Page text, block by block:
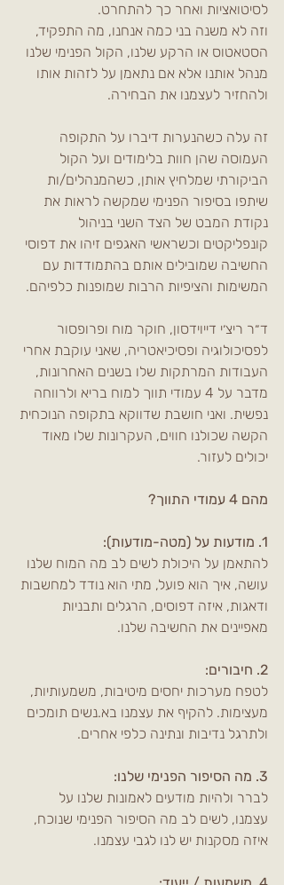
לסיטואציות ואחר כך להתחרט.
וזה לא משנה בני כמה אנחנו, מה התפקיד,
הסטאטוס או הרקע שלנו, הקול הפנימי שלנו
מנהל אותנו אלא אם נתאמן על לזהות אותו
ולהחזיר לעצמנו את הבחירה.
זה עלה כשהנערות דיברו על התקופה
העמוסה שהן חוות בלימודים ועל הקול
הביקורתי שמלחיץ אותן, כשהמנהלים/ות
שיתפו בסיפור הפנימי שמקשה לראות את
נקודת המבט של הצד השני בניהול
קונפליקטים וכשראשי האגפים זיהו את דפוסי
החשיבה שמובילים אותם בהתמודדות עם
המשימות והציפיות הרבות שמופנות כלפיהם.
ד״ר ריצ׳י דייוידסון, חוקר מוח ופרופסור
לפסיכולוגיה ופסיכיאטריה, שאני עוקבת אחרי
העבודות המרתקות שלו בשנים האחרונות,
מדבר על 4 עמודי תווך למוח בריא ולרווחה
נפשית. ואני חושבת שדווקא בתקופה הנוכחית
הקשה שכולנו חווים, העקרונות שלו מאוד
יכולים לעזור.
מהם 4 עמודי התווך?
1. מודעות על (מטה-מודעות):
להתאמן על היכולת לשים לב מה המוח שלנו
עושה, איך הוא פועל, מתי הוא נודד למחשבות
ודאגות, איזה דפוסים, הרגלים ותבניות
מאפיינים את החשיבה שלנו.
2. חיבורים:
לטפח מערכות יחסים מיטיבות, משמעותיות,
מעצימות. להקיף את עצמנו בא.נשים תומכים
ולתרגל נדיבות ונתינה כלפי אחרים.
3. מה הסיפור הפנימי שלנו:
לברר ולהיות מודעים לאמונות שלנו על
עצמנו, לשים לב מה הסיפור הפנימי שנוכח,
איזה מסקנות יש לנו לגבי עצמנו.